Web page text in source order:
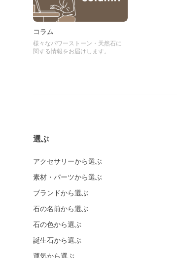
コラム
様々なパワーストーン・天然石に
関する情報をお届けします。
選ぶ
アクセサリーから選ぶ
素材・パーツから選ぶ
ブランドから選ぶ
石の名前から選ぶ
石の色から選ぶ
誕生石から選ぶ
運気から選ぶ